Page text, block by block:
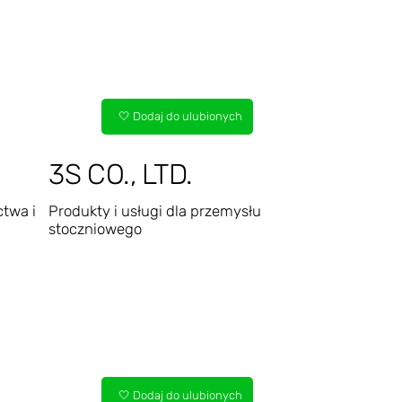
i
🤍 Dodaj do ulubionych
3S CO., LTD.
Produkty i usługi dla przemysłu
stoczniowego
🤍 Dodaj do ulubionych